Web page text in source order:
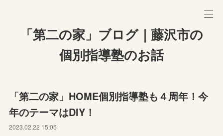
「第二の家」ブログ｜藤沢市の
個別指導塾のお話
「第二の家」HOME個別指導塾も４周年！今
年のテーマはDIY！
2023.02.22 15:05